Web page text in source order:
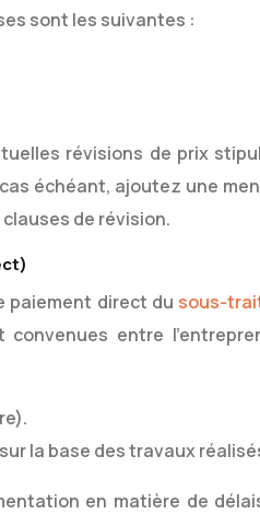
sont les suivantes :
révisions de prix
échéant, ajoutez une
de révision.
paiement direct du sous-
entre
la base des travaux
en matière de